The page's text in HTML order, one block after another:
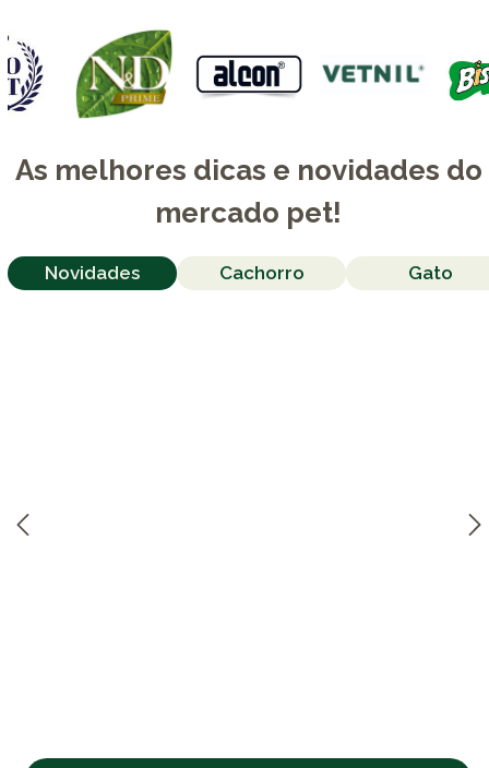
As melhores dicas e novidades do
mercado pet!
Novidades Cachorro Gato